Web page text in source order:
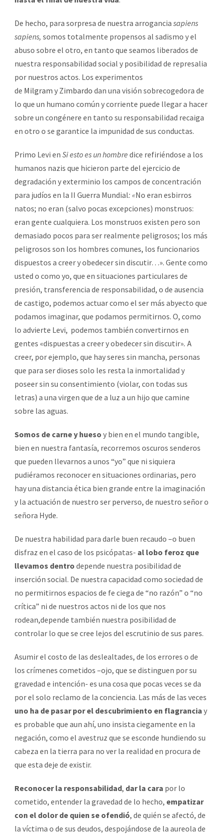
De hecho, para sorpresa de nuestra arrogancia sapiens
sapiens, somos totalmente propensos al sadismo y el
abuso sobre el otro, en tanto que seamos liberados de
nuestra responsabilidad social y posibilidad de represalia
por nuestros actos. Los experimentos
de Milgram y Zimbardo dan una visión sobrecogedora de
lo que un humano común y corriente puede llegar a hacer
sobre un congénere en tanto su responsabilidad recaiga
en otro o se garantice la impunidad de sus conductas.
Primo Levi en Si esto es un hombre dice refiriéndose a los
humanos nazis que hicieron parte del ejercicio de
degradación y exterminio los campos de concentración
para judíos en la II Guerra Mundial: «No eran esbirros
natos; no eran (salvo pocas excepciones) monstruos:
eran gente cualquiera. Los monstruos existen pero son
demasiado pocos para ser realmente peligrosos; los más
peligrosos son los hombres comunes, los funcionarios
dispuestos a creer y obedecer sin discutir…». Gente como
usted o como yo, que en situaciones particulares de
presión, transferencia de responsabilidad, o de ausencia
de castigo, podemos actuar como el ser más abyecto que
podamos imaginar, que podamos permitirnos. O, como
lo advierte Levi, podemos también convertirnos en
gentes «dispuestas a creer y obedecer sin discutir». A
creer, por ejemplo, que hay seres sin mancha, personas
que para ser dioses solo les resta la inmortalidad y
poseer sin su consentimiento (violar, con todas sus
letras) a una virgen que de a luz a un hijo que camine
sobre las aguas.
Somos de carne y hueso y bien en el mundo tangible,
bien en nuestra fantasía, recorremos oscuros senderos
que pueden llevarnos a unos “yo” que ni siquiera
pudiéramos reconocer en situaciones ordinarias, pero
hay una distancia ética bien grande entre la imaginación
y la actuación de nuestro ser perverso, de nuestro señor o
señora Hyde.
De nuestra habilidad para darle buen recaudo –o buen
disfraz en el caso de los psicópatas- al lobo feroz que
llevamos dentro depende nuestra posibilidad de
inserción social. De nuestra capacidad como sociedad de
no permitirnos espacios de fe ciega de “no razón” o “no
crítica” ni de nuestros actos ni de los que nos
rodean,depende también nuestra posibilidad de
controlar lo que se cree lejos del escrutinio de sus pares.
Asumir el costo de las deslealtades, de los errores o de
los crímenes cometidos –ojo, que se distinguen por su
gravedad e intención- es una cosa que pocas veces se da
por el solo reclamo de la conciencia. Las más de las veces
uno ha de pasar por el descubrimiento en flagrancia y
es probable que aun ahí, uno insista ciegamente en la
negación, como el avestruz que se esconde hundiendo su
cabeza en la tierra para no ver la realidad en procura de
que esta deje de existir.
Reconocer la responsabilidad, dar la cara por lo
cometido, entender la gravedad de lo hecho, empatizar
con el dolor de quien se ofendió, de quién se afectó, de
la víctima o de sus deudos, despojándose de la aureola de